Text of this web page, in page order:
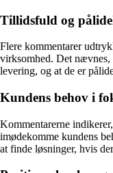
Tillidsfuld og
Flere kommentarer
virksomhed. Det
levering, og at de er
Kundens behov i
Kommentarerne
imødekomme kundens
at finde løsninger, hvis